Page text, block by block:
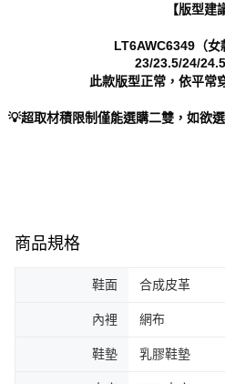
【版型建
LT6AWC6349（女
23/23.5/24/
此款版型正常，依平常
💡超取材積限制僅能選購二雙，如欲
商品規格
鞋面 合成皮革
內裡 網布
鞋墊 乳膠鞋墊